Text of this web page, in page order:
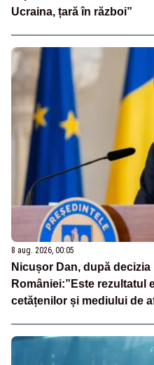
Ucraina, țară în război”
8 aug. 2026, 00:05
Nicușor Dan, după decizia
României:”Este rezultatul
cetățenilor și mediului de